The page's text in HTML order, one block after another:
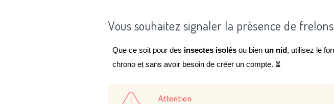
Vous souhaitez signaler la présence de
Que ce soit pour des insectes isolés ou bien un nid, utilisez le
chrono et sans avoir besoin de créer un compte. ⏳
Attention